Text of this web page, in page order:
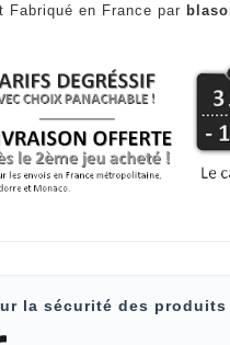
Fabriqué en France par
la sécurité des produits